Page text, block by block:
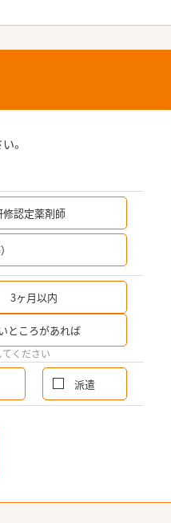
。
修認定薬剤師
3ヶ月以内
ところがあれば
ください
派遣